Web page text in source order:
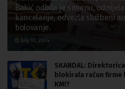
Bakić odbila je smjenu,
kancelarije, odvezla službeni
bolovanje.
July 10, 2024
SKANDAL:
blokirala račun firme
KM!?